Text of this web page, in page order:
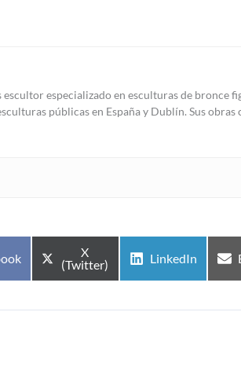
escultor especializado en esculturas de bronce
públicas en España y Dublín. Sus
Compartir
en
X
(Twitter)
Compartir
LinkedIn